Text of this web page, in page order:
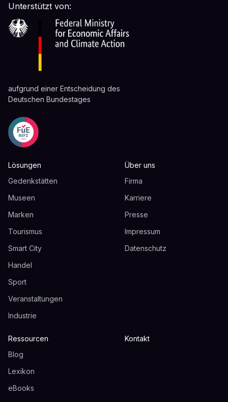
Unterstützt von:
aufgrund einer Entscheidung des
Deutschen Bundestages
Lösungen
Gedenkstätten
Museen
Marken
Tourismus
Smart City
Handel
Sport
Veranstaltungen
Industrie
Über uns
Firma
Karriere
Presse
Impressum
Datenschutz
Ressourcen
Blog
Lexikon
eBooks
Kontakt